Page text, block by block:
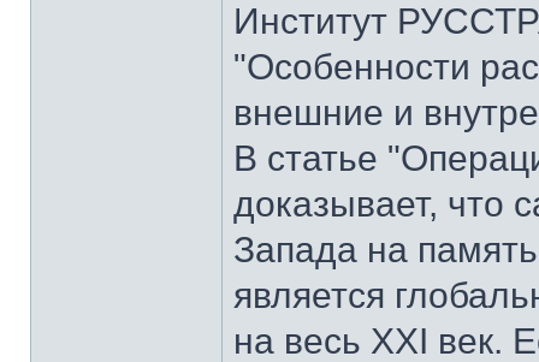
Институт
"Особенности
внешние и
В статье
доказывает, что
Запада на
является
на весь XXI век.